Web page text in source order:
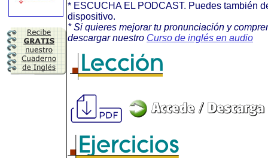
* ESCUCHA EL PODCAST. Puedes también
dispositivo.
* Si quieres mejorar tu pronunciación y
descargar nuestro Curso de inglés en audio